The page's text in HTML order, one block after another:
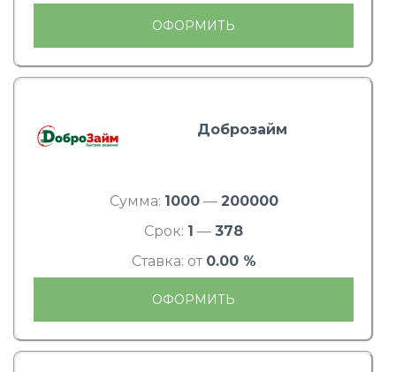
ОФОРМИТЬ
Доброзайм
Сумма: 1000— 200000
Срок: 1 — 378
Ставка: от 0.00 %
ОФОРМИТЬ